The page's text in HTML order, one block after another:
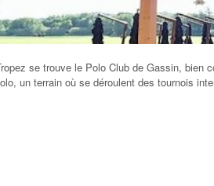
se trouve le Polo Club de Gassin, bien
un terrain où se déroulent des tournois